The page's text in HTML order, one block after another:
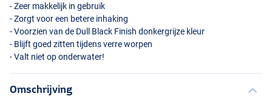
- Zeer makkelijk in gebruik
- Zorgt voor een betere inhaking
- Voorzien van de Dull Black Finish donkergrijze kleur
- Blijft goed zitten tijdens verre worpen
- Valt niet op onderwater!
Omschrijving